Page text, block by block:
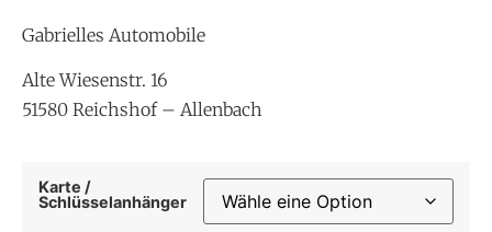
Gabrielles Automobile
Alte Wiesenstr. 16
51580 Reichshof – Allenbach
Karte /
Schlüsselanhänger